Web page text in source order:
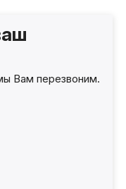
Вам перезвоним.